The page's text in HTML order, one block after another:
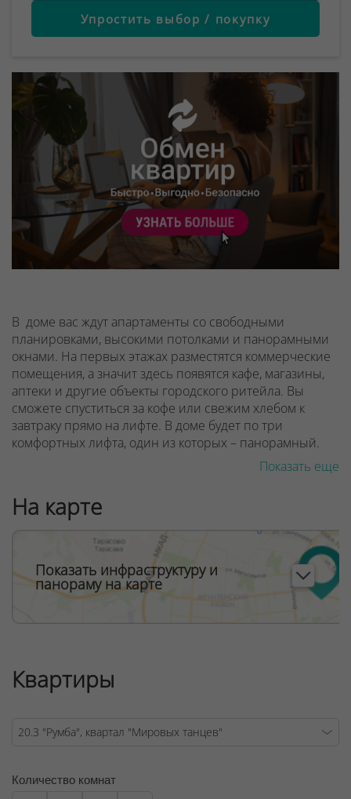
Упростить выбор / покупку
В доме вас ждут апартаменты со свободными
планировками, высокими потолками и панорамными
окнами. На первых этажах разместятся коммерческие
помещения, а значит здесь появятся кафе, магазины,
аптеки и другие объекты городского ритейла. Вы
сможете спуститься за кофе или свежим хлебом к
завтраку прямо на лифте. В доме будет по три
комфортных лифта, один из которых – панорамный.
Дом Румба расположен в квартале Мировых танцев -
- В центре запроектированы две школы
- Готовый детский сад есть через дорогу в квартале
«Южная Европа»
- Транзитное движение транспорта исключено
- Спортивные и детские площадки возле каждого дома
- Деловой квартал МФЦ и крупнейший торгово-
Показать еще
На карте
Показать инфраструктуру и
панораму на карте
Квартиры
Количество комнат